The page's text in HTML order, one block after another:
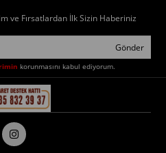
ve Fırsatlardan İlk Sizin Haberiniz
Gönder
korunmasını kabul ediyorum.